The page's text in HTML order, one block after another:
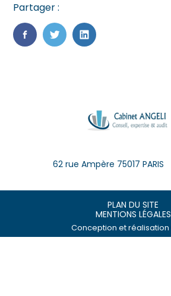
Partager :
FaceBook
TwitterLinkedIn
Footer
Principale
62 rue Ampère 75017 PARIS
PLAN DU SITE
MENTIONS LÉGALES
Conception et réalisation